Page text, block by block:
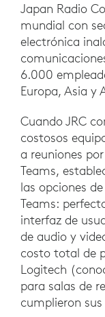
Japan Radio
mundial con
electrónica
6.000
Europa, Asia y
Cuando JRC
costosos
a reuniones
Teams,
las opciones
Teams:
interfaz de
de audio y
costo total de
Logitech
para salas de
cumplieron